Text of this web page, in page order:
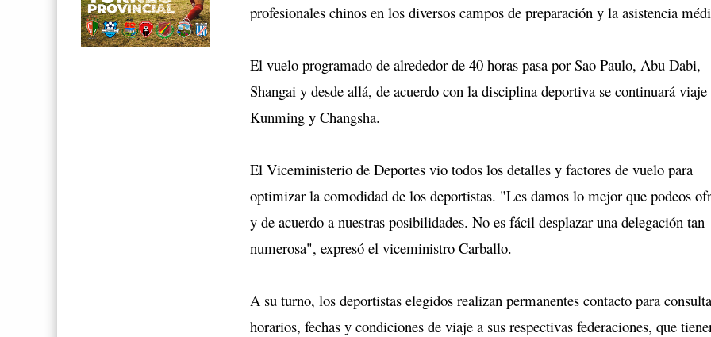
profesionales chinos en los diversos campos de preparación y la asistencia
El vuelo programado de alrededor de 40 horas pasa por Sao Paulo, Abu Dabi,
Shangai y desde allá, de acuerdo con la disciplina deportiva se continuará viaje
Kunming y Changsha.
El Viceministerio de Deportes vio todos los detalles y factores de vuelo para
optimizar la comodidad de los deportistas. "Les damos lo mejor que podeos
y de acuerdo a nuestras posibilidades. No es fácil desplazar una delegación tan
numerosa", expresó el viceministro Carballo.
A su turno, los deportistas elegidos realizan permanentes contacto para
horarios, fechas y condiciones de viaje a sus respectivas federaciones, que